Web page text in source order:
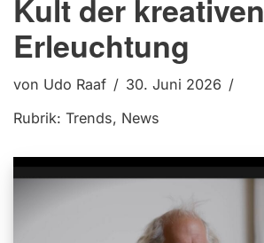
Kult der kreativen
Erleuchtung
von Udo Raaf
30. Juni 2026
Rubrik: Trends, News